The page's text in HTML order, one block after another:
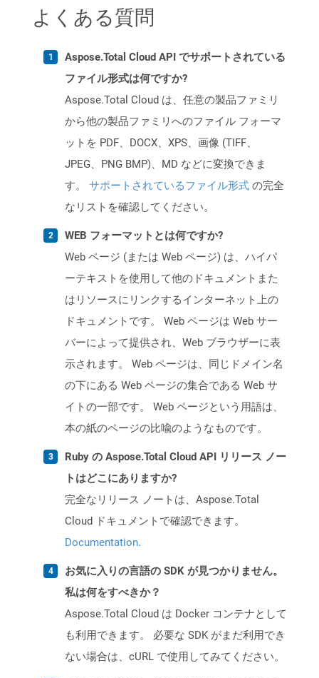
よくある質問
Aspose.Total Cloud API でサポートされている
ファイル形式は何ですか?
Aspose.Total Cloud は、任意の製品ファミリ
から他の製品ファミリへのファイル フォーマ
ットを PDF、DOCX、XPS、画像 (TIFF、
JPEG、PNG BMP)、MD などに変換できま
す。 サポートされているファイル形式 の完全
なリストを確認してください。
WEB フォーマットとは何ですか?
Web ページ (または Web ページ) は、ハイパ
ーテキストを使用して他のドキュメントまた
はリソースにリンクするインターネット上の
ドキュメントです。 Web ページは Web サー
バーによって提供され、Web ブラウザーに表
示されます。 Web ページは、同じドメイン名
の下にある Web ページの集合である Web サ
イトの一部です。 Web ページという用語は、
本の紙のページの比喩のようなものです。
Ruby の Aspose.Total Cloud API リリース ノー
トはどこにありますか?
完全なリリース ノートは、Aspose.Total
Cloud ドキュメントで確認できます。
Documentation.
お気に入りの言語の SDK が見つかりません。
私は何をすべきか？
Aspose.Total Cloud は Docker コンテナとして
も利用できます。 必要な SDK がまだ利用でき
ない場合は、cURL で使用してみてください。